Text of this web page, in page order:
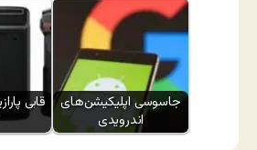
قابی
جاسوسی اپلیکیشن‌های
اندرویدی